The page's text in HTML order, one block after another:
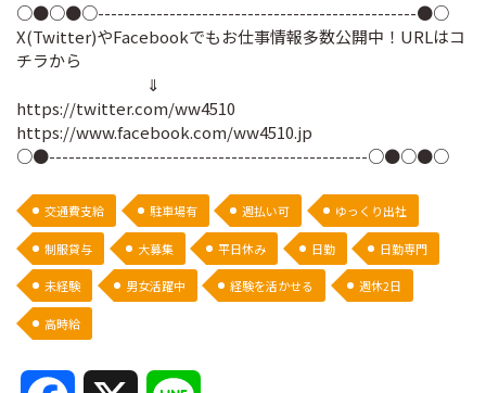
○●○●○-------------------------------------------------●○
X(Twitter)やFacebookでもお仕事情報多数公開中！URLはコ
チラから
⇓
https://twitter.com/ww4510
https://www.facebook.com/ww4510.jp
○●-------------------------------------------------○●○●○
交通費支給 駐車場有 週払い可 ゆっくり出社
制服貸与 大募集 平日休み 日勤 日勤専門
未経験 男女活躍中 経験を活かせる 週休2日
高時給